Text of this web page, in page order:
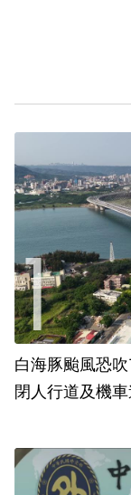
白海豚颱風恐
閉人行道及機